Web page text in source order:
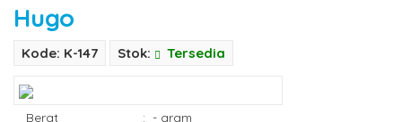
Hugo
Kode: K-147 Stok: Tersedia
Berat : - gram